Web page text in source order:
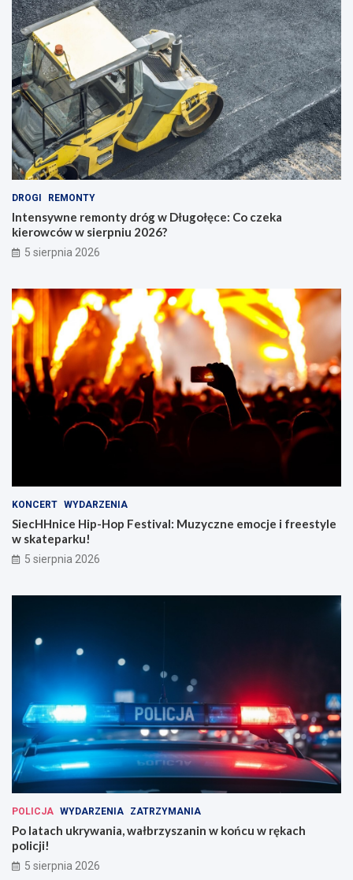
DROGI REMONTY
Intensywne remonty dróg w Długołęce: Co czeka
kierowców w sierpniu 2026?
5 sierpnia 2026
KONCERT WYDARZENIA
SiecHHnice Hip-Hop Festival: Muzyczne emocje i freestyle
w skateparku!
5 sierpnia 2026
POLICJA WYDARZENIA ZATRZYMANIA
Po latach ukrywania, wałbrzyszanin w końcu w rękach
policji!
5 sierpnia 2026